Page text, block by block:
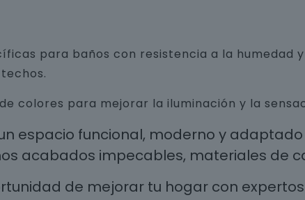
para baños con resistencia a la
colores para mejorar la iluminación y la
espacio funcional, moderno y
acabados impecables, materiales de
de mejorar tu hogar con